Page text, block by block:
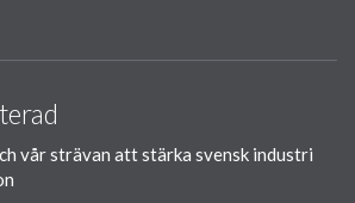
vår strävan att stärka svensk industri